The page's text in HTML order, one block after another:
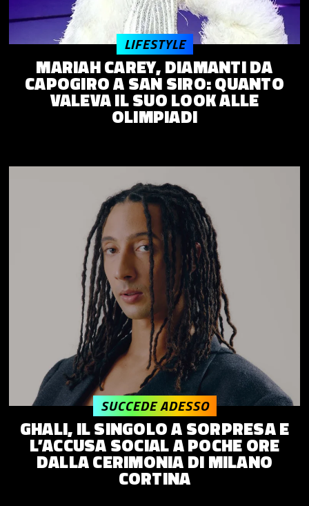
MARIAH CAREY, DIAMANTI DA
CAPOGIRO A SAN SIRO: QUANTO
VALEVA IL SUO LOOK ALLE
OLIMPIADI
LIFESTYLE
GHALI, IL SINGOLO A SORPRESA E
L’ACCUSA SOCIAL A POCHE ORE
DALLA CERIMONIA DI MILANO
CORTINA
SUCCEDE ADESSO